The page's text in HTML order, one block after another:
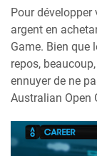
Pour développer
argent en
Game. Bien que
repos,
ennuyer de ne
Australian Open